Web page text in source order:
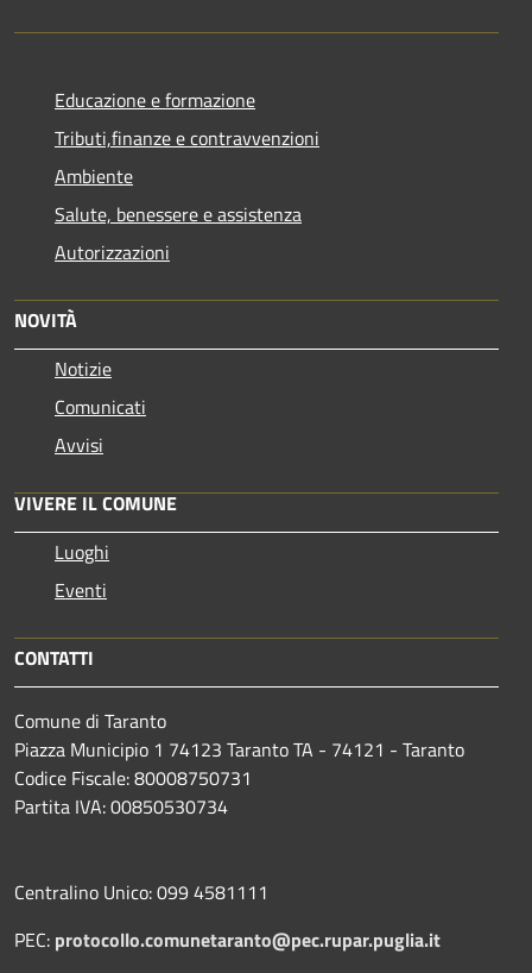
Educazione e formazione
Tributi,finanze e contravvenzioni
Ambiente
Salute, benessere e assistenza
Autorizzazioni
NOVITÀ
Notizie
Comunicati
Avvisi
VIVERE IL COMUNE
Luoghi
Eventi
CONTATTI
Comune di Taranto
Piazza Municipio 1 74123 Taranto TA - 74121 - Taranto
Codice Fiscale: 80008750731
Partita IVA: 00850530734
Centralino Unico: 099 4581111
PEC: protocollo.comunetaranto@pec.rupar.puglia.it